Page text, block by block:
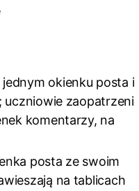
okienku posta i
uczniowie zaopatrzeni
komentarzy, na
posta ze swoim
na tablicach